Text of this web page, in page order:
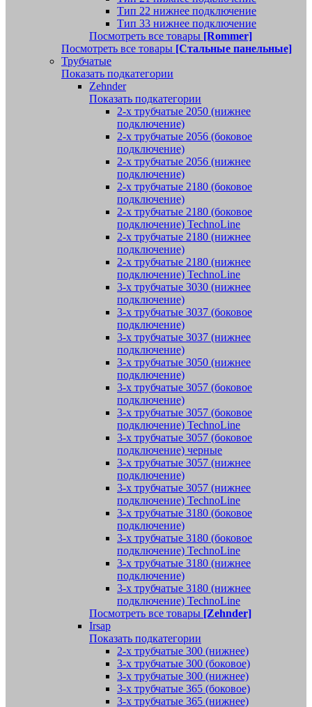
Тип 22 нижнее подключение
Тип 33 нижнее подключение
Посмотреть все товары [Rommer]
Посмотреть все товары [Стальные панельные]
Трубчатые
Показать подкатегории
Zehnder
Показать подкатегории
2-х трубчатые 2050 (нижнее
подключение)
2-х трубчатые 2056 (боковое
подключение)
2-х трубчатые 2056 (нижнее
подключение)
2-х трубчатые 2180 (боковое
подключение)
2-х трубчатые 2180 (боковое
подключение) TechnoLine
2-х трубчатые 2180 (нижнее
подключение)
2-х трубчатые 2180 (нижнее
подключение) TechnoLine
3-х трубчатые 3030 (нижнее
подключение)
3-х трубчатые 3037 (боковое
подключение)
3-х трубчатые 3037 (нижнее
подключение)
3-х трубчатые 3050 (нижнее
подключение)
3-х трубчатые 3057 (боковое
подключение)
3-х трубчатые 3057 (боковое
подключение) TechnoLine
3-х трубчатые 3057 (боковое
подключение) черные
3-х трубчатые 3057 (нижнее
подключение)
3-х трубчатые 3057 (нижнее
подключение) TechnoLine
3-х трубчатые 3180 (боковое
подключение)
3-х трубчатые 3180 (боковое
подключение) TechnoLine
3-х трубчатые 3180 (нижнее
подключение)
3-х трубчатые 3180 (нижнее
подключение) TechnoLine
Посмотреть все товары [Zehnder]
Irsap
Показать подкатегории
2-х трубчатые 300 (нижнее)
3-х трубчатые 300 (боковое)
3-х трубчатые 300 (нижнее)
3-х трубчатые 365 (боковое)
3-х трубчатые 365 (нижнее)